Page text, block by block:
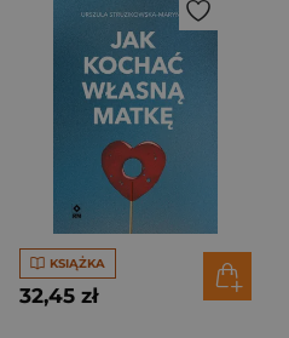
KSIĄŻKA
32,45 zł